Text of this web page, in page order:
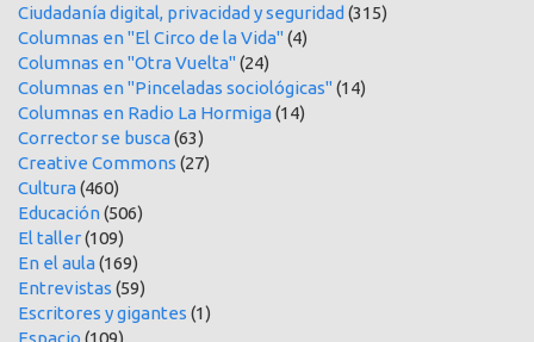
Ciudadanía digital, privacidad y seguridad (315)
Columnas en "El Circo de la Vida"(4)
Columnas en "Otra Vuelta"(24)
Columnas en "Pinceladas sociológicas"(14)
Columnas en Radio La Hormiga(14)
Corrector se busca(63)
Creative Commons (27)
Cultura(460)
Educación(506)
El taller(109)
En el aula(169)
Entrevistas (59)
Escritores y gigantes (1)
Espacio (109)